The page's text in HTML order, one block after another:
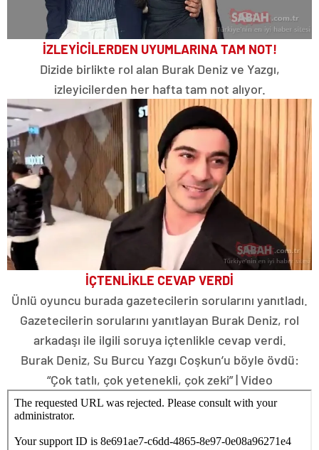
İZLEYİCİLERDEN UYUMLARINA TAM NOT!
Dizide birlikte rol alan Burak Deniz ve Yazgı,
izleyicilerden her hafta tam not alıyor.
İÇTENLİKLE CEVAP VERDİ
Ünlü oyuncu burada gazetecilerin sorularını yanıtladı.
Gazetecilerin sorularını yanıtlayan Burak Deniz, rol
arkadaşı ile ilgili soruya içtenlikle cevap verdi.
Burak Deniz, Su Burcu Yazgı Coşkun’u böyle övdü:
“Çok tatlı, çok yetenekli, çok zeki” | Video